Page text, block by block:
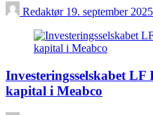
Redaktør 19. september 2025
Investeringsselskabet
kapital i Meabco